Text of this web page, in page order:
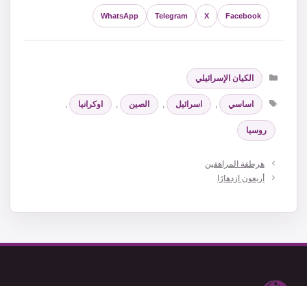
Facebook
X
Telegram
WhatsApp
التصنيفات
الكيان الإسرائيلي
الوسوم
اساسي اسرائيل الصين اوكرانيا
روسيا
هرطقة المراهقين
أربعون ازدهارًا